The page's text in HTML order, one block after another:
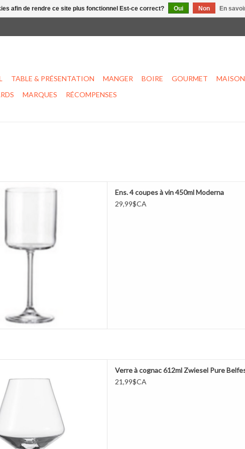
TABLE & PRÉSENTATION MANGER BOIRE GOURMET
MAISON
MARQUES RÉCOMPENSES
coupes à vin 450ml Moderna
Ens. 4 coupes à vin 450ml Moderna
29,99$CA
AJOUTER AU PANIER
Verre à cognac 612ml Zwiesel Pure
21,99$CA
afin de rendre ce site plus fonctionnel Est-ce correct? Oui Non En